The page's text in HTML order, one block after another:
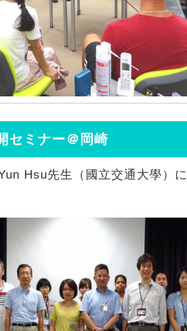
セミナー＠岡崎
Hsu先生（國立交通大學）